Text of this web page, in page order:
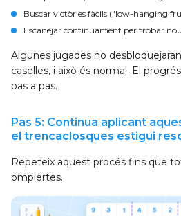
Buscar victòries fàcils ("low-hanging
Escanejar contínuament per trobar
Algunes jugades no
caselles, i això és normal. El
pas a pas.
Pas 5: Continua aplicant
el trencaclosques estigui
Repeteix aquest procés fins que
omplertes.